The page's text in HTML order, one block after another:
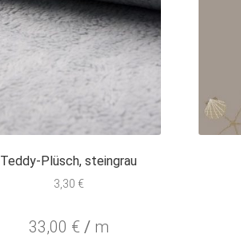
Teddy-Plüsch, steingrau
3,30 €
33,00 € / m